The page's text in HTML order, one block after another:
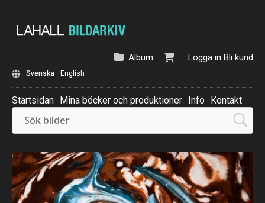
Logga in Bli kund
Album
Svenska English
Startsidan Mina böcker och produktioner Info Kontakt
Beställ: Kalender 2025